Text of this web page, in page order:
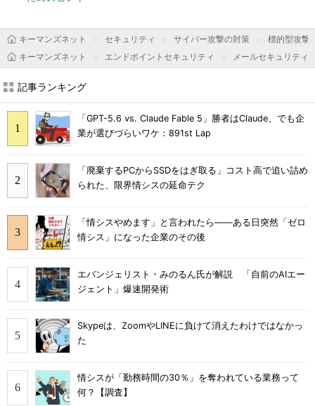
キーマンズネット セキュリティ サイバー攻撃の対策
標的型攻撃
キーマンズネット
エンドポイントセキュリティ メールセキュリティ
記事ランキング
「GPT-5.6 vs. Claude Fable 5」勝者はClaude、でも企
業が選びづらいワケ：891st Lap
「廃棄するPCからSSDをはぎ取る」コスト高で追い詰め
られた、限界情シスの延命テク
「情シスやめます」と言われたら――ある日突然「ゼロ
情シス」になった企業のその後
エバンジェリスト・みのるん氏が解説 「自前のAIエー
ジェント」爆速開発術
Skypeは、ZoomやLINEに負けて消えたわけではなかっ
た
情シスが「勤務時間の30％」を奪われている業務って
何？【調査】